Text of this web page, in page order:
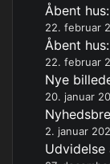
Åbent
22. februar
Åbent
22. februar
Nye
20. januar
2. januar